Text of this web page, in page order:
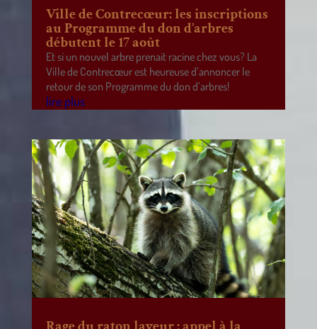
Ville de Contrecœur: les inscriptions
au Programme du don d’arbres
débutent le 17 août
Et si un nouvel arbre prenait racine chez vous? La
Ville de Contrecœur est heureuse d’annoncer le
retour de son Programme du don d’arbres!
lire plus